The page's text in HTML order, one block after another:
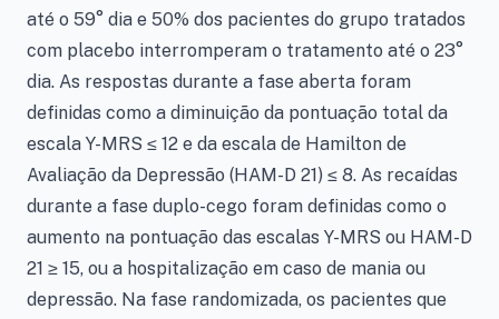
até o 59° dia e 50% dos pacientes do grupo tratados
com placebo interromperam o tratamento até o 23°
dia. As respostas durante a fase aberta foram
definidas como a diminuição da pontuação total da
escala Y-MRS ≤ 12 e da escala de Hamilton de
Avaliação da Depressão (HAM-D 21) ≤ 8. As recaídas
durante a fase duplo-cego foram definidas como o
aumento na pontuação das escalas Y-MRS ou HAM-D
21 ≥ 15, ou a hospitalização em caso de mania ou
depressão. Na fase randomizada, os pacientes que